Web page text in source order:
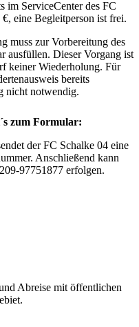
im ServiceCenter des FC
eine Begleitperson ist frei.
muss zur Vorbereitung des
ausfüllen. Dieser Vorgang ist
keiner Wiederholung. Für
bereits
nicht notwendig.
zum Formular:
der FC Schalke 04 eine
Anschließend kann
97751877 erfolgen.
Abreise mit öffentlichen